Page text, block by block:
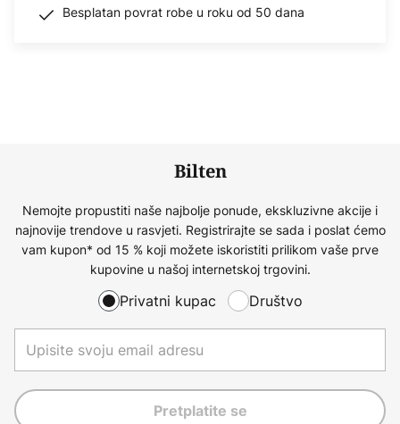
Besplatan povrat robe u roku od 50 dana
Bilten
Nemojte propustiti naše najbolje ponude, ekskluzivne akcije i
najnovije trendove u rasvjeti. Registrirajte se sada i poslat ćemo
vam kupon* od 15 % koji možete iskoristiti prilikom vaše prve
kupovine u našoj internetskoj trgovini.
Privatni kupac Društvo
Pretplatite se